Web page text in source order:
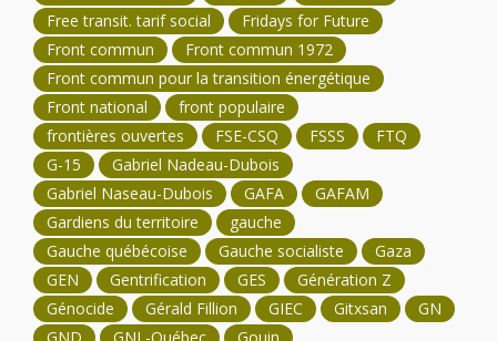
Free transit. tarif social
Fridays for Future
Front commun
Front commun 1972
Front commun pour la transition énergétique
Front national
front populaire
frontières ouvertes
FSE-CSQ FSSS
FTQ
G-15
Gabriel Nadeau-Dubois
Gabriel Naseau-Dubois
GAFA
GAFAM
Gardiens du territoire
gauche
Gauche québécoise
Gauche socialiste
Gaza
GEN
Gentrification GES
Génération Z
Génocide
Gérald Fillion GIEC Gitxsan
GN